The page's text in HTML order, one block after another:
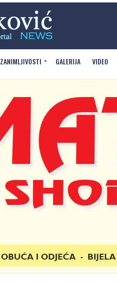
ZANIMLJIVOSTI GALERIJA VIDEO